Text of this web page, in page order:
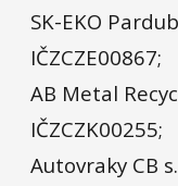
SK-EKO
IČZCZE00867;
AB Metal
IČZCZK00255;
Autovraky CB